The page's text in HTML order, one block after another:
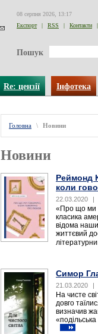
08 серпня 2026, 13:17
Експорт
| RSS | Контакти |
Пошук
Re: цензії Інфотека
Головна \ Новини
Новини
Реймонд
коли
22.03.2020 |
«Про що ми
класика
відома
життєвий
Симор
21.03.2020 |
На чисте
довго
визначив